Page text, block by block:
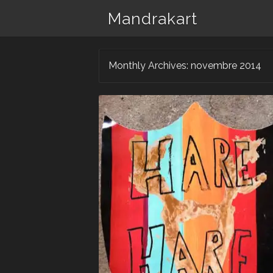
Mandrakart
Monthly Archives: novembre 2014